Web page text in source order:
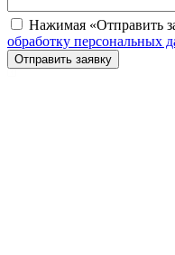
Нажимая «Отправить
обработку персональных